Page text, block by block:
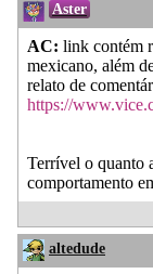
Aster
AC: link contém
mexicano, além
relato de
https://
Terrível o quanto
comportamento
altedude